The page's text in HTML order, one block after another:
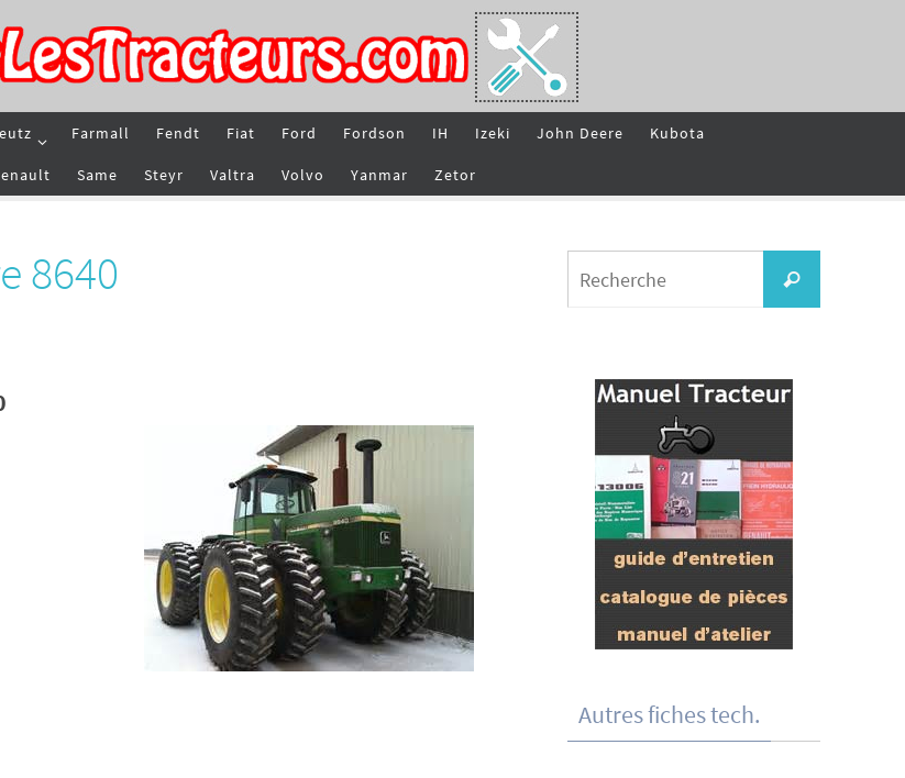
Farmall Fendt Fiat Ford Fordson IH Izeki John Deere Kubota
Same Steyr Valtra Volvo Yanmar Zetor
8640 Recherche
Autres fiches tech.